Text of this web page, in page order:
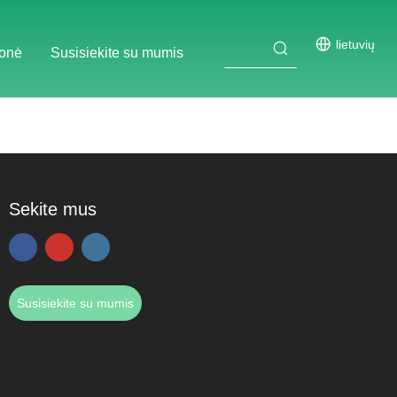
Susisiekite su mumis
lietuvių
Sekite mus
Susisiekite su mumis